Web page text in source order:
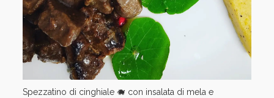
Spezzatino di cinghiale 🐗 con insalata di mela e